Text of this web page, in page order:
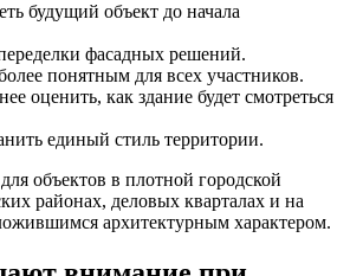
будущий объект до начала
фасадных решений.
понятным для всех участников.
оценить, как здание будет смотреться
единый стиль территории.
объектов в плотной городской
районах, деловых кварталах и на
архитектурным характером.